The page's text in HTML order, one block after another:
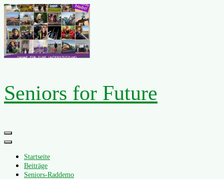
Zum
Inhalt
springen
Seniors for Future
Primäres
Menü
Startseite
Beiträge
Seniors-Raddemo